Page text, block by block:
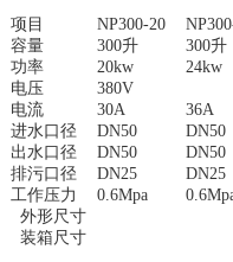
项目 NP300-20
容量
300升
300升
功率
20kw
24kw
电压
380V
电流
30A
36A
进水口径
DN50
DN50
出水口径
DN50
DN50
排污口径
DN25
DN25
工作压力
0.6Mpa
外形尺寸
装箱尺寸